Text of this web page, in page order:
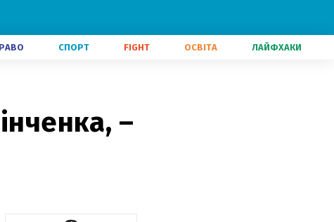
СПОРТ FIGHT ОСВІТА ЛАЙФХАКИ
–